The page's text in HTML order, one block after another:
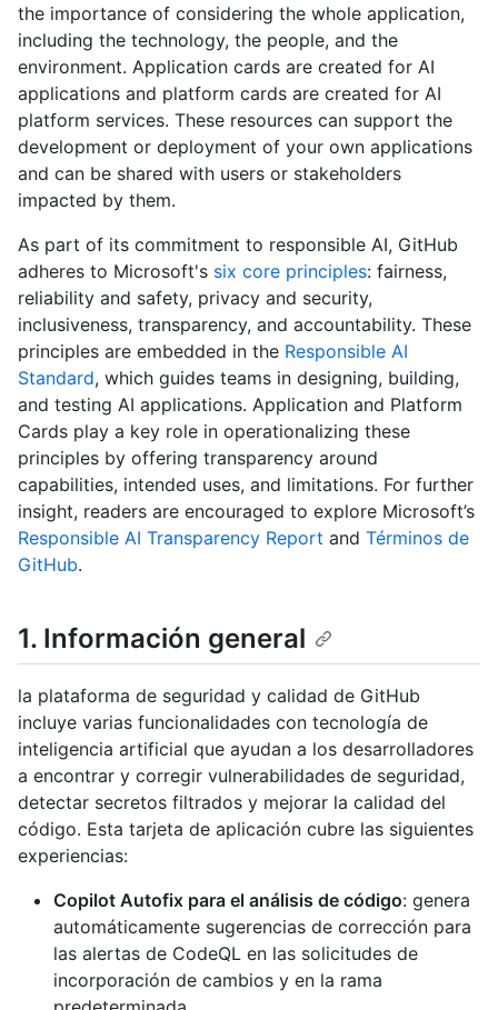
the importance of considering the whole application,
including the technology, the people, and the
environment. Application cards are created for AI
applications and platform cards are created for AI
platform services. These resources can support the
development or deployment of your own applications
and can be shared with users or stakeholders
impacted by them.
As part of its commitment to responsible AI, GitHub
adheres to Microsoft's six core principles: fairness,
reliability and safety, privacy and security,
inclusiveness, transparency, and accountability. These
principles are embedded in the Responsible AI
Standard, which guides teams in designing, building,
and testing AI applications. Application and Platform
Cards play a key role in operationalizing these
principles by offering transparency around
capabilities, intended uses, and limitations. For further
insight, readers are encouraged to explore Microsoft’s
Responsible AI Transparency Report and Términos de
GitHub.
1. Información general
la plataforma de seguridad y calidad de GitHub
incluye varias funcionalidades con tecnología de
inteligencia artificial que ayudan a los desarrolladores
a encontrar y corregir vulnerabilidades de seguridad,
detectar secretos filtrados y mejorar la calidad del
código. Esta tarjeta de aplicación cubre las siguientes
experiencias:
Copilot Autofix para el análisis de código: genera
automáticamente sugerencias de corrección para
las alertas de CodeQL en las solicitudes de
incorporación de cambios y en la rama